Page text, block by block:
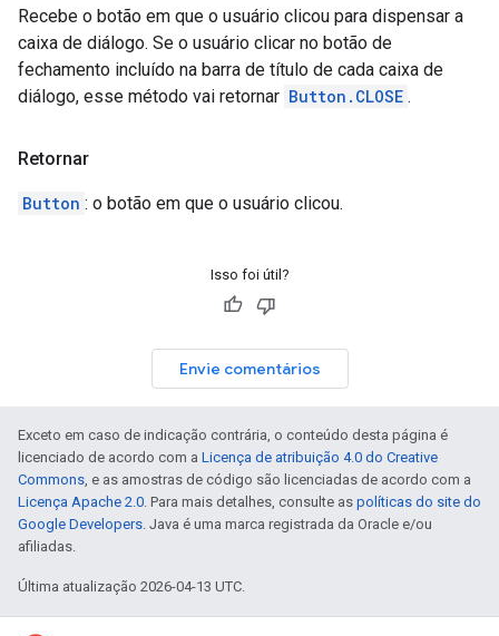
Recebe o botão em que o usuário clicou para dispensar a
caixa de diálogo. Se o usuário clicar no botão de
fechamento incluído na barra de título de cada caixa de
diálogo, esse método vai retornar Button.CLOSE .
Retornar
Button : o botão em que o usuário clicou.
Isso foi útil?
Envie comentários
Exceto em caso de indicação contrária, o conteúdo desta página é
licenciado de acordo com a Licença de atribuição 4.0 do Creative
Commons, e as amostras de código são licenciadas de acordo com a
Licença Apache 2.0. Para mais detalhes, consulte as políticas do site do
Google Developers. Java é uma marca registrada da Oracle e/ou
afiliadas.
Última atualização 2026-04-13 UTC.